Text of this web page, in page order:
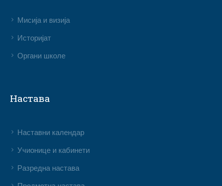
Мисија и визија
Историјат
Органи школе
Настава
Наставни календар
Учионице и кабинети
Разредна настава